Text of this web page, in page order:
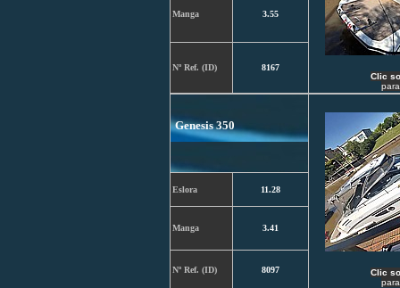
Clic
para
Manga 3.55
Nº Ref. (ID) 8167
Genesis 350
Clic
para
Eslora 11.28
Manga 3.41
Nº Ref. (ID) 8097